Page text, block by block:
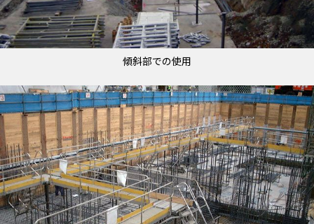
傾斜部での使用